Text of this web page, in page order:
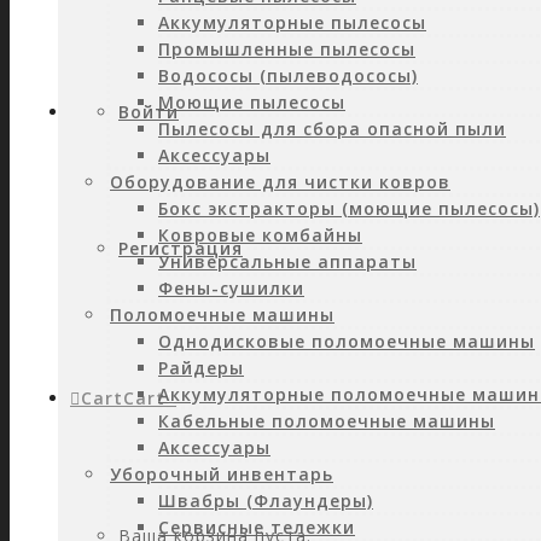
Войти
Регистрация
CartCart0
Ваша корзина пуста.
Аккумуляторные пылесосы
Промышленные пылесосы
Водососы (пылеводососы)
Моющие пылесосы
Пылесосы для сбора опасной пыли
Аксессуары
Оборудование для чистки ковров
Бокс экстракторы (моющие пылесосы)
Ковровые комбайны
Универсальные аппараты
Фены-сушилки
Поломоечные машины
Однодисковые поломоечные машины
Райдеры
Аккумуляторные поломоечные
Кабельные поломоечные машины
Аксессуары
Уборочный инвентарь
Швабры (Флаундеры)
Сервисные тележки